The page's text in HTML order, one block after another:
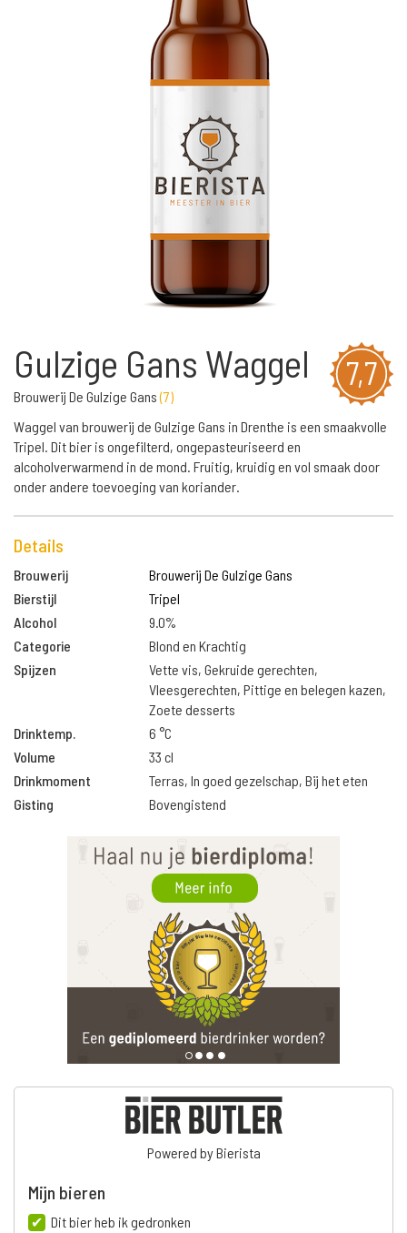
7,7
Gulzige Gans Waggel
Brouwerij De Gulzige Gans(7)
Waggel van brouwerij de Gulzige Gans in Drenthe is een smaakvolle
Tripel. Dit bier is ongefilterd, ongepasteuriseerd en
alcoholverwarmend in de mond. Fruitig, kruidig en vol smaak door
onder andere toevoeging van koriander.
Details
Brouwerij
Brouwerij De Gulzige Gans
Bierstijl
Tripel
Alcohol
9.0%
Categorie
Blond en Krachtig
Spijzen
Vette vis, Gekruide gerechten,
Vleesgerechten, Pittige en belegen kazen,
Zoete desserts
Drinktemp.
6 °C
Volume
33 cl
Drinkmoment
Terras, In goed gezelschap, Bij het eten
Gisting
Bovengistend
Powered by Bierista
Mijn bieren
Dit bier heb ik gedronken